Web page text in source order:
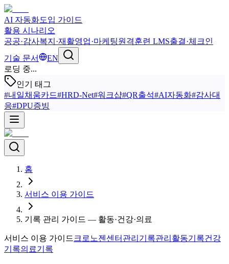
AI 자동화도입 가이드
활용 시나리오
공공·감사복지·재활영업·마케팅원격훈련 LMS출결·체크인
기술 문서
EN
로딩 중...
인기 태그
#내일채움카드#HRD-Net#워크샵#QR출석#AI자동화#감사대
응#DPU증빙
홈
서비스 이용 가이드
기록 관리 가이드 — 활동·건강·의료
서비스 이용 가이드 크로노젠 센터관리 기록관리 활동기록건강
기록의료기록